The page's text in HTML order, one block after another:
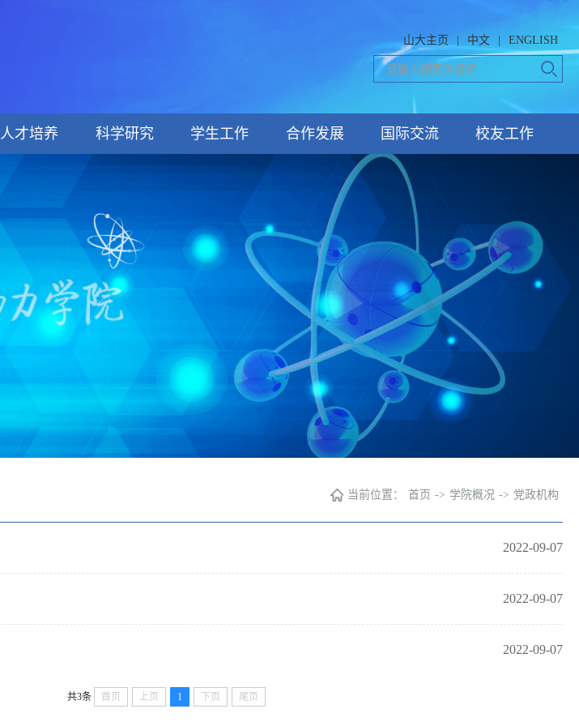
山大主页 中文 ENGLISH
人才培养 科学研究 学生工作 合作发展 国际交流 校友工作
当前位置： 首页 -> 学院概况 -> 党政机构
2022-09-07
2022-09-07
2022-09-07
共3条 首页 上页 1 下页 尾页